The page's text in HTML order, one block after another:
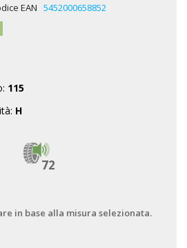
EAN 5452000658852
115
H
72
in base alla misura selezionata.